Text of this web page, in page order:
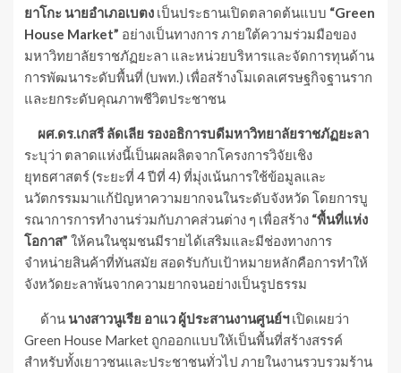
ยาโกะ นายอำเภอเบตง เป็นประธานเปิดตลาดต้นแบบ “Green
House Market” อย่างเป็นทางการ ภายใต้ความร่วมมือของ
มหาวิทยาลัยราชภัฏยะลา และหน่วยบริหารและจัดการทุนด้าน
การพัฒนาระดับพื้นที่ (บพท.) เพื่อสร้างโมเดลเศรษฐกิจฐานราก
และยกระดับคุณภาพชีวิตประชาชน
ผศ.ดร.เกสรี ลัดเลีย รองอธิการบดีมหาวิทยาลัยราชภัฏยะลา
ระบุว่า ตลาดแห่งนี้เป็นผลผลิตจากโครงการวิจัยเชิง
ยุทธศาสตร์ (ระยะที่ 4 ปีที่ 4) ที่มุ่งเน้นการใช้ข้อมูลและ
นวัตกรรมมาแก้ปัญหาความยากจนในระดับจังหวัด โดยการบู
รณาการการทำงานร่วมกับภาคส่วนต่าง ๆ เพื่อสร้าง “พื้นที่แห่ง
โอกาส” ให้คนในชุมชนมีรายได้เสริมและมีช่องทางการ
จำหน่ายสินค้าที่ทันสมัย สอดรับกับเป้าหมายหลักคือการทำให้
จังหวัดยะลาพ้นจากความยากจนอย่างเป็นรูปธรรม
ด้าน นางสาวนูเรีย อาแว ผู้ประสานงานศูนย์ฯ เปิดเผยว่า
Green House Market ถูกออกแบบให้เป็นพื้นที่สร้างสรรค์
สำหรับทั้งเยาวชนและประชาชนทั่วไป ภายในงานรวบรวมร้าน